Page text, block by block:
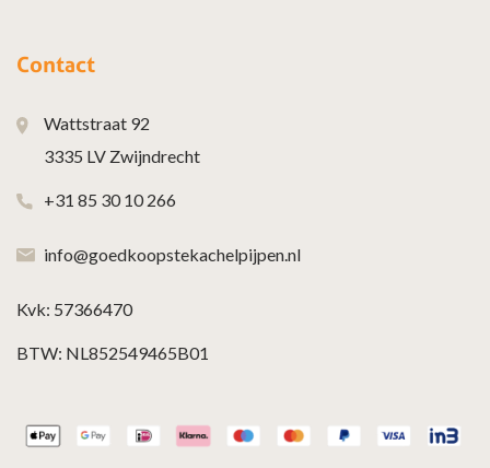
Contact
Wattstraat 92
3335 LV Zwijndrecht
+31 85 30 10 266
info@goedkoopstekachelpijpen.nl
Kvk: 57366470
BTW: NL852549465B01